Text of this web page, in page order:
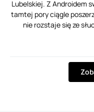
Lubelskiej. Z Androidem
tamtej pory ciągle
nie rozstaje się ze